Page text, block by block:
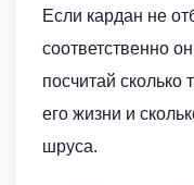
Если кардан не
соответственно
посчитай
его жизни и
шруса.